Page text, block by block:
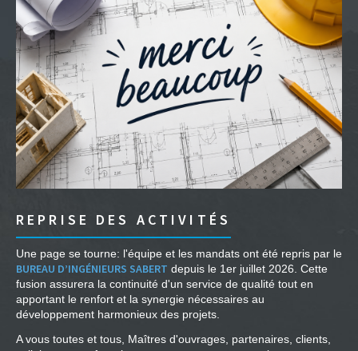
REPRISE DES ACTIVITÉS
Une page se tourne: l'équipe et les mandats ont été repris par le
BUREAU D’INGÉNIEURS SABERT depuis le 1er juillet 2026. Cette
fusion assurera la continuité d'un service de qualité tout en
apportant le renfort et la synergie nécessaires au
développement harmonieux des projets.
A vous toutes et tous, Maîtres d'ouvrages, partenaires, clients,